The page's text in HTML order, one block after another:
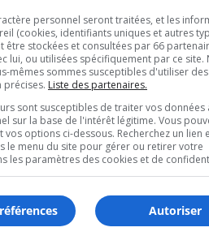
personnel seront traitées, et les
(cookies, identifiants uniques et autres
être stockées et consultées par 66
lui, ou utilisées spécifiquement par ce site.
mêmes sommes susceptibles d'utiliser
précises. Liste des partenaires.
sont susceptibles de traiter vos données
sur la base de l'intérêt légitime. Vous
options ci-dessous. Recherchez un lien
le menu du site pour gérer ou retirer votre
les paramètres des cookies et de
Autoriser